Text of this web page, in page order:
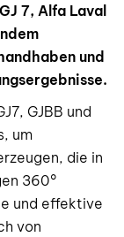
7, Alfa Laval
und
GJBB und
um
die in
360°
und effektive
von